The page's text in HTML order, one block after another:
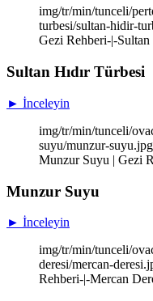
img/tr/min/tunceli/
turbesi/sultan-hidir-
Gezi Rehberi-|-Sultan
Sultan Hıdır Türbesi
► İnceleyin
img/tr/min/tunceli/
suyu/munzur-
Munzur Suyu | Gezi
Munzur Suyu
► İnceleyin
img/tr/min/tunceli/
deresi/mercan-
Rehberi-|-Mercan